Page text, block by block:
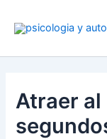
Atraer al